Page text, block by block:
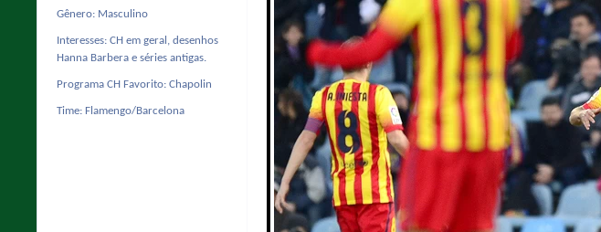
Gênero: Masculino
Interesses: CH em geral, desenhos
Hanna Barbera e séries antigas.
Programa CH Favorito: Chapolin
Time: Flamengo/Barcelona